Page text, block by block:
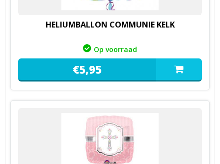
HELIUMBALLON COMMUNIE KELK
Op voorraad
€5,95